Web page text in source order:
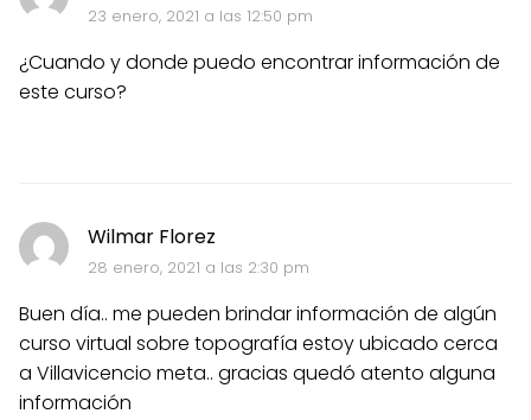
23 enero, 2021 a las 12:50 pm
¿Cuando y donde puedo encontrar información de
este curso?
Wilmar Florez
28 enero, 2021 a las 2:30 pm
Buen día.. me pueden brindar información de algún
curso virtual sobre topografía estoy ubicado cerca
a Villavicencio meta.. gracias quedó atento alguna
información